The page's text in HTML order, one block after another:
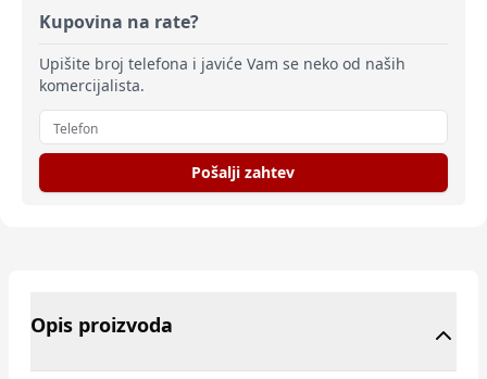
Kupovina na rate?
Upišite broj telefona i javiće Vam se neko od naših
komercijalista.
Pošalji zahtev
Opis proizvoda